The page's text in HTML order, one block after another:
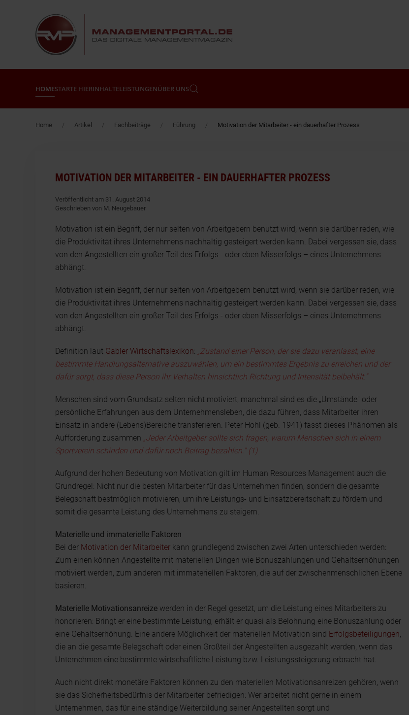
Zum Hauptinhalt springen
HOMESTARTE HIERINHALTELEISTUNGENÜBER UNS
Home Artikel Fachbeiträge Führung Motivation der Mitarbeiter - ein dauerhafter Prozess
MOTIVATION DER MITARBEITER - EIN DAUERHAFTER PROZESS
Veröffentlicht am 31. August 2014
Geschrieben von M. Neugebauer
Motivation ist ein Begriff, der nur selten von Arbeitgebern benutzt wird, wenn sie darüber reden, wie
die Produktivität ihres Unternehmens nachhaltig gesteigert werden kann. Dabei vergessen sie, dass
von den Angestellten ein großer Teil des Erfolgs - oder eben Misserfolgs – eines Unternehmens
abhängt.
Motivation ist ein Begriff, der nur selten von Arbeitgebern benutzt wird, wenn sie darüber reden, wie
die Produktivität ihres Unternehmens nachhaltig gesteigert werden kann. Dabei vergessen sie, dass
von den Angestellten ein großer Teil des Erfolgs - oder eben Misserfolgs – eines Unternehmens
abhängt.
Definition laut Gabler Wirtschaftslexikon: „Zustand einer Person, der sie dazu veranlasst, eine
bestimmte Handlungsalternative auszuwählen, um ein bestimmtes Ergebnis zu erreichen und der
dafür sorgt, dass diese Person ihr Verhalten hinsichtlich Richtung und Intensität beibehält."
Menschen sind vom Grundsatz selten nicht motiviert, manchmal sind es die „Umstände" oder
persönliche Erfahrungen aus dem Unternehmensleben, die dazu führen, dass Mitarbeiter ihren
Einsatz in andere (Lebens)Bereiche transferieren. Peter Hohl (geb. 1941) fasst dieses Phänomen als
Aufforderung zusammen „Jeder Arbeitgeber sollte sich fragen, warum Menschen sich in einem
Sportverein schinden und dafür noch Beitrag bezahlen." (1)
Aufgrund der hohen Bedeutung von Motivation gilt im Human Resources Management auch die
Grundregel: Nicht nur die besten Mitarbeiter für das Unternehmen finden, sondern die gesamte
Belegschaft bestmöglich motivieren, um ihre Leistungs- und Einsatzbereitschaft zu fördern und
somit die gesamte Leistung des Unternehmens zu steigern.
Materielle und immaterielle Faktoren
Bei der Motivation der Mitarbeiter kann grundlegend zwischen zwei Arten unterschieden werden:
Zum einen können Angestellte mit materiellen Dingen wie Bonuszahlungen und Gehaltserhöhungen
motiviert werden, zum anderen mit immateriellen Faktoren, die auf der zwischenmenschlichen Ebene
basieren.
Materielle Motivationsanreize werden in der Regel gesetzt, um die Leistung eines Mitarbeiters zu
honorieren: Bringt er eine bestimmte Leistung, erhält er quasi als Belohnung eine Bonuszahlung oder
eine Gehaltserhöhung. Eine andere Möglichkeit der materiellen Motivation sind Erfolgsbeteiligungen,
die an die gesamte Belegschaft oder einen Großteil der Angestellten ausgezahlt werden, wenn das
Unternehmen eine bestimmte wirtschaftliche Leistung bzw. Leistungssteigerung erbracht hat.
Auch nicht direkt monetäre Faktoren können zu den materiellen Motivationsanreizen gehören, wenn
sie das Sicherheitsbedürfnis der Mitarbeiter befriedigen: Wer arbeitet nicht gerne in einem
Unternehmen, das für eine ständige Weiterbildung seiner Angestellten sorgt und